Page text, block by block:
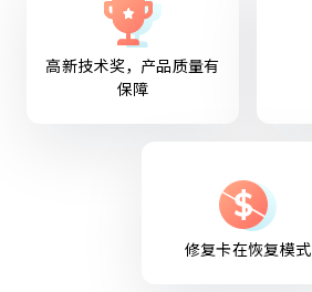
高新技术奖，产品质量有
保障
修复卡在恢复模式